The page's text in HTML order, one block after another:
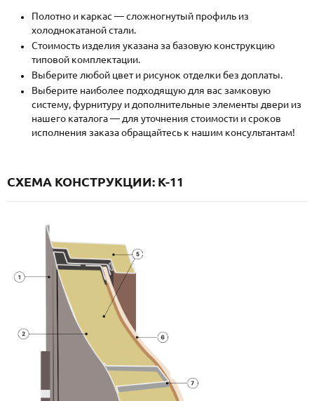
+7 (495) 411-44-41
INFO@META-M.RU
ЗАПРОСИТЬ РАСЧЕТ
Каталог Распродажа Как купить
Записаться на замер
Полотно и каркас — сложногнутый профиль из
холоднокатаной стали.
Стоимость изделия указана за базовую конструкцию
типовой комплектации.
Выберите любой цвет и рисунок отделки без доплаты.
Выберите наиболее подходящую для вас замковую
систему, фурнитуру и дополнительные элементы двери из
нашего каталога — для уточнения стоимости и сроков
исполнения заказа обращайтесь к нашим консультантам!
СХЕМА КОНСТРУКЦИИ: K-11